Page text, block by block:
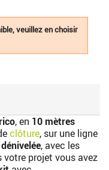
veuillez en choisir
, en 10 mètres
clôture, sur une ligne
dénivelée, avec les
votre projet vous avez